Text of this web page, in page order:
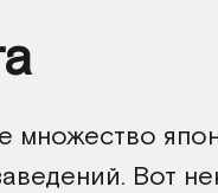
множество
Вот